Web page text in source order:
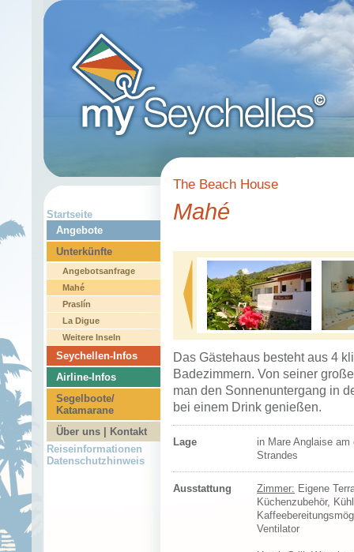
Startseite
Angebote
Unterkünfte
Angebotsanfrage
Mahé
Praslín
La Digue
Weitere Inseln
Seychellen-Infos
Airline-Infos
Segelboote/
Katamarane
Über uns | Kontakt
Reiseinformationen
Datenschutzhinweis
The Beach House
Mahé
Das Gästehaus besteht aus 4
Badezimmern. Von seiner
man den Sonnenuntergang in
bei einem Drink genießen.
Lage
in Mare Anglaise
Strandes
Ausstattung Zimmer: Eigene
Küchenzubehör,
Ventilator